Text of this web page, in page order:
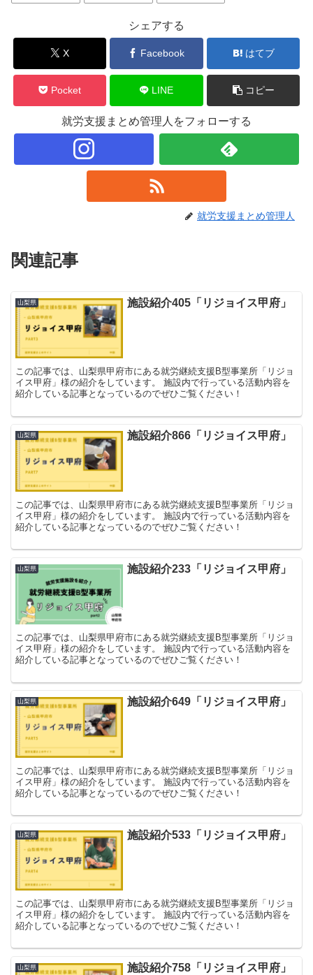
シェアする
X Facebook はてブ
Pocket LINE コピー
就労支援まとめ管理人をフォローする
就労支援まとめ管理人
関連記事
山梨県 施設紹介405「リジョイス甲府」
この記事では、山梨県甲府市にある就労継続支援B型事業所「リジョ
イス甲府」様の紹介をしています。 施設内で行っている活動内容を
紹介している記事となっているのでぜひご覧ください！
山梨県 施設紹介866「リジョイス甲府」
この記事では、山梨県甲府市にある就労継続支援B型事業所「リジョ
イス甲府」様の紹介をしています。 施設内で行っている活動内容を
紹介している記事となっているのでぜひご覧ください！
山梨県 施設紹介233「リジョイス甲府」
この記事では、山梨県甲府市にある就労継続支援B型事業所「リジョ
イス甲府」様の紹介をしています。 施設内で行っている活動内容を
紹介している記事となっているのでぜひご覧ください！
山梨県 施設紹介649「リジョイス甲府」
この記事では、山梨県甲府市にある就労継続支援B型事業所「リジョ
イス甲府」様の紹介をしています。 施設内で行っている活動内容を
紹介している記事となっているのでぜひご覧ください！
山梨県 施設紹介533「リジョイス甲府」
この記事では、山梨県甲府市にある就労継続支援B型事業所「リジョ
イス甲府」様の紹介をしています。 施設内で行っている活動内容を
紹介している記事となっているのでぜひご覧ください！
山梨県 施設紹介758「リジョイス甲府」